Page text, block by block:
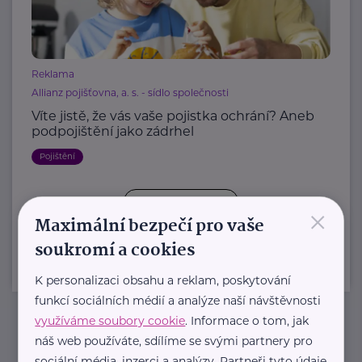
Reklama
Allianz pojišťovna, a. s. - sídlo společnosti
Víte jistě, že vás vaše pojistka ochrání? Aneb
podpojištění jako zádrhel
Pojištění
Newsletter
×
Maximální bezpečí pro vaše
soukromí a cookies
K personalizaci obsahu a reklam, poskytování
funkcí sociálních médií a analýze naší návštěvnosti
využíváme soubory cookie. Informace o tom, jak
náš web používáte, sdílíme se svými partnery pro